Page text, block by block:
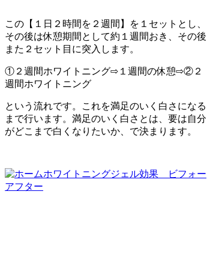
この【１日２時間を２週間】を１セットとし、
その後は休憩期間として約１週間おき、その後
また２セット目に突入します。
①２週間ホワイトニング⇨１週間の休憩⇨②２
週間ホワイトニング
という流れです。これを満足のいく白さになる
まで行います。満足のいく白さとは、要は自分
がどこまで白くなりたいか、で決まります。